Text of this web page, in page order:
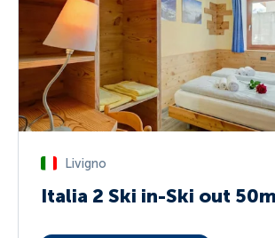
Livigno
Italia 2 Ski in-Ski out 50m